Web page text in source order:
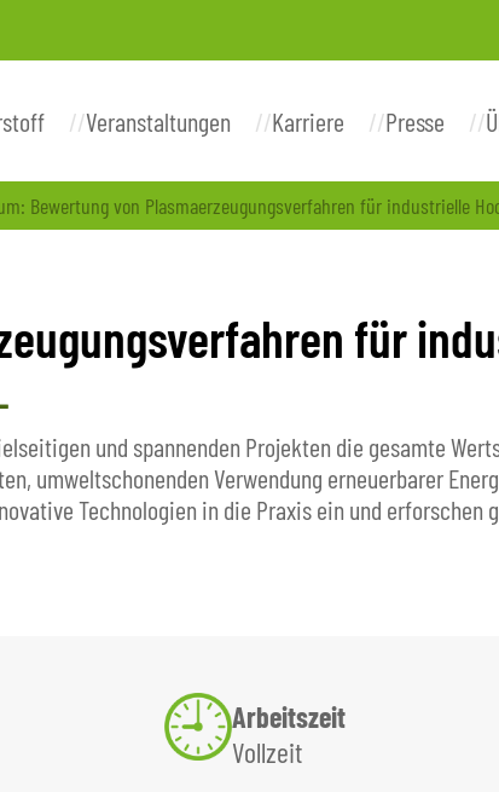
Veranstaltungen Karriere Presse
Bewertung von Plasmaerzeugungsverfahren für industrielle
für
und spannenden Projekten die gesamte
umweltschonenden Verwendung erneuerbarer
Technologien in die Praxis ein und
Arbeitszeit
Vollzeit